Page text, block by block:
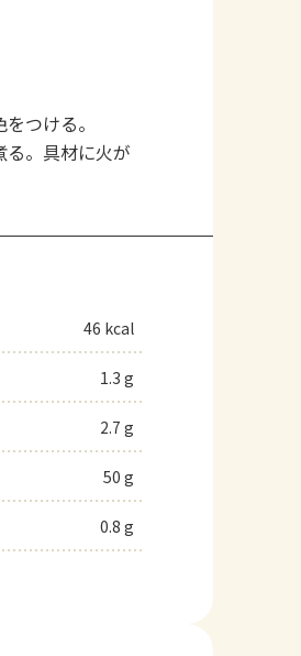
つける。
る。具材に火が
46 kcal
1.3 g
2.7 g
50 g
0.8 g